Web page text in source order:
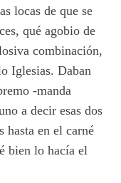
locas de que se
qué agobio de
combinación,
Iglesias. Daban
-manda
a decir esas dos
hasta en el carné
bien lo hacía el